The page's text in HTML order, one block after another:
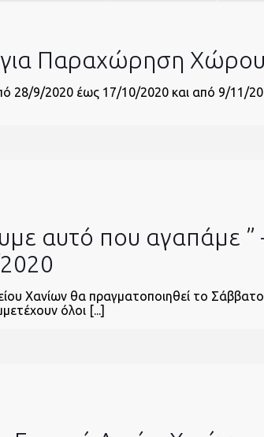
Παραχώρηση Χώρου
28/9/2020 έως 17/10/2020 και από 9/11/
αυτό που αγαπάμε ”
Χανίων θα πραγματοποιηθεί το
όλοι [...]